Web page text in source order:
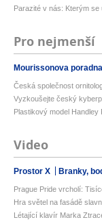
Parazité v nás: Kterým se
Pro nejmenší
Mourissonova poradna
Česká společnost
Vyzkoušejte český
Plastikový model Handley
Video
Prostor X Branky,
Prague Pride vrcholí:
Hra světel na fasádě
Létající klavír Marka